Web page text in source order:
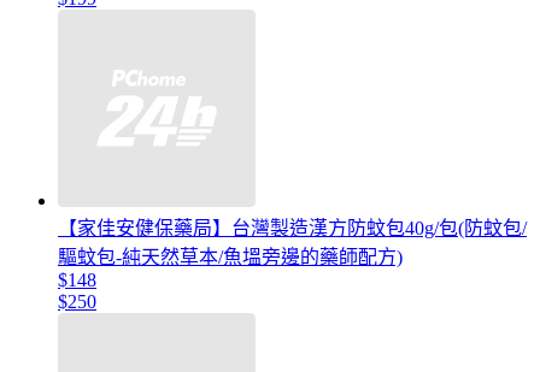
【家佳安健保藥局】台灣製造漢方防蚊包40g/包(防蚊包/
驅蚊包-純天然草本/魚塭旁邊的藥師配方)
$148
$250